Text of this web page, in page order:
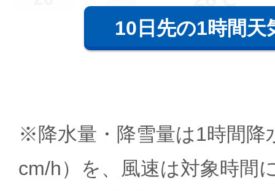
10日先の1時間天
※降水量・降雪量は1時間降
cm/h）を、風速は対象時間